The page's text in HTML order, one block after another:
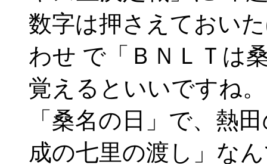
数字は押さえておい
わせ で「ＢＮＬＴは
覚えるといいですね
「桑名の日」で、熱
成の七里の渡し」な